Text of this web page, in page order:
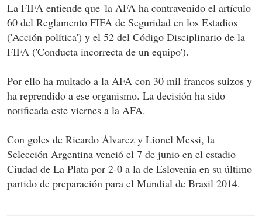
La FIFA entiende que 'la AFA ha contravenido el artículo
60 del Reglamento FIFA de Seguridad en los Estadios
('Acción política') y el 52 del Código Disciplinario de la
FIFA ('Conducta incorrecta de un equipo').
Por ello ha multado a la AFA con 30 mil francos suizos y
ha reprendido a ese organismo. La decisión ha sido
notificada este viernes a la AFA.
Con goles de Ricardo Álvarez y Lionel Messi, la
Selección Argentina venció el 7 de junio en el estadio
Ciudad de La Plata por 2-0 a la de Eslovenia en su último
partido de preparación para el Mundial de Brasil 2014.